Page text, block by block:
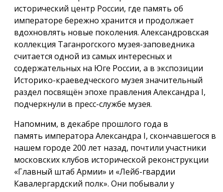
исторический центр России, где память об
императоре бережно хранится и продолжает
вдохновлять новые поколения. Александровская
коллекция Таганрогского музея-заповедника
считается одной из самых интересных и
содержательных на Юге России, а в экспозиции
Историко-краеведческого музея значительный
раздел посвящён эпохе правления Александра I,
подчеркнули в пресс-службе музея.
Напомним, в декабре прошлого года в
память императора Александра I, скончавшегося в
нашем городе 200 лет назад, почтили участники
московских клубов исторической реконструкции
«Главный штаб Армии» и «Лейб-гвардии
Кавалергардский полк». Они побывали у